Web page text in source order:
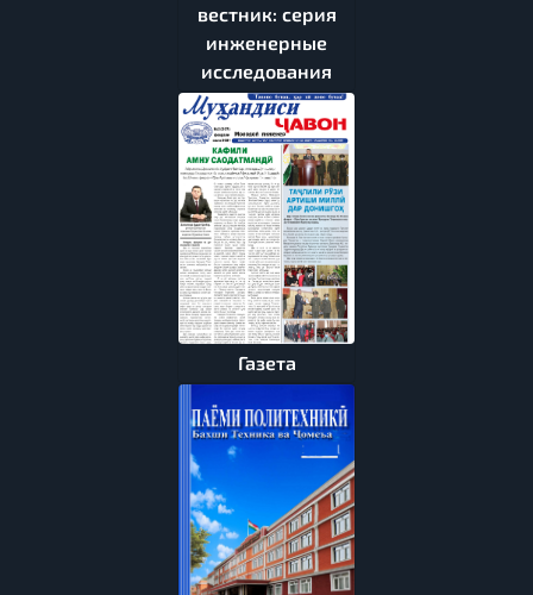
вестник: серия
инженерные
исследования
Газета